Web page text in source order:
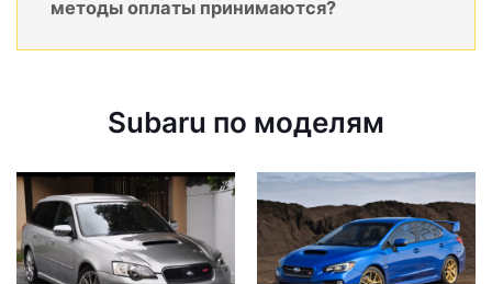
методы оплаты принимаются?
Subaru по моделям